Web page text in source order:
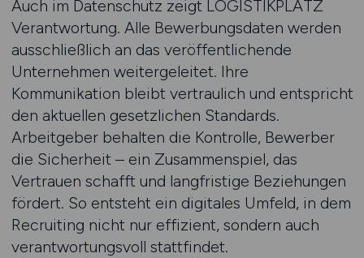
Auch im Datenschutz zeigt LOGISTIKPLATZ
Verantwortung. Alle Bewerbungsdaten werden
ausschließlich an das veröffentlichende
Unternehmen weitergeleitet. Ihre
Kommunikation bleibt vertraulich und entspricht
den aktuellen gesetzlichen Standards.
Arbeitgeber behalten die Kontrolle, Bewerber
die Sicherheit – ein Zusammenspiel, das
Vertrauen schafft und langfristige Beziehungen
fördert. So entsteht ein digitales Umfeld, in dem
Recruiting nicht nur effizient, sondern auch
verantwortungsvoll stattfindet.